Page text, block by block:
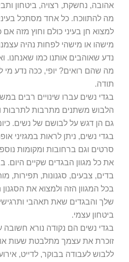
אהובה, נחשקת, רצויה, ביטחון
מה להתווכח. כל אחד מסתכל
למצוא חן בעיני כולם וחוץ מזה אם
מישהו או מישהי לפחות נהיה
נדע שאוהבים אותנו כמו
מה שהם רואים? יופי, ככה נדע מי
תודה.
בגדי נשים עברו שינויים רבים
הלבוש משתנים מתרבות לתרבות
גם הן דגש על לבושם של נשים.
בגדי נשים, ניתן לראות במגזיני
סרטים וגם ברחובות ומקומות
את כל מגוון הבגדים שקיים היום.
בדים, צבעים, סגנונות, תפירות,
בכל המגוון הזה ולמצוא את
שלך והבגדים שאת תאהבי
ביטחון עצמי.
בגדי נשים הם נקודה נורא
זוכרת את עצמך מתלבטת שעות או
ללבוש לעבודה בבוקר, לדייט,